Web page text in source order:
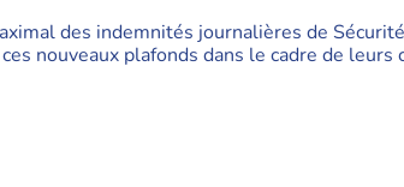
des indemnités journalières de
nouveaux plafonds dans le cadre de